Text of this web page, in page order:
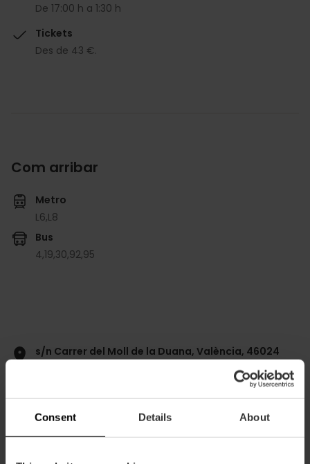
Consent Details About
De 17:00 h a 1:30 h
Tickets
Des de 43 €.
Com arribar
Metro
L6,L8
Bus
4,19,30,92,95
s/n Carrer del Moll de la Duana, València, 46024